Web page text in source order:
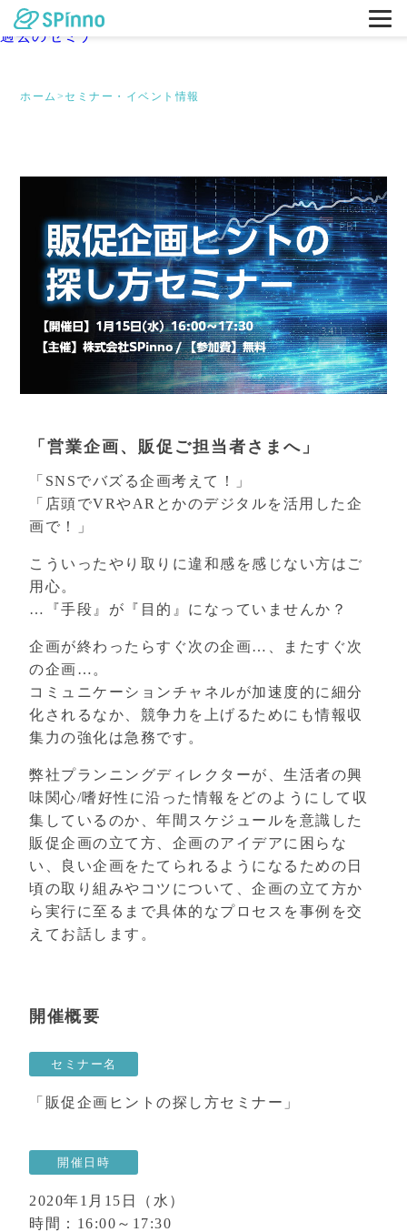
東京
大阪
過去のセミナー
ホーム > セミナー・イベント情報
「営業企画、販促ご担当者さまへ」
「SNSでバズる企画考えて！」
「店頭でVRやARとかのデジタルを活用した企
画で！」
こういったやり取りに違和感を感じない方はご
用心。
…『手段』が『目的』になっていませんか？
企画が終わったらすぐ次の企画…、またすぐ次
の企画…。
コミュニケーションチャネルが加速度的に細分
化されるなか、競争力を上げるためにも情報収
集力の強化は急務です。
弊社プランニングディレクターが、生活者の興
味関心/嗜好性に沿った情報をどのようにして収
集しているのか、年間スケジュールを意識した
販促企画の立て方、企画のアイデアに困らな
い、良い企画をたてられるようになるための日
頃の取り組みやコツについて、企画の立て方か
ら実行に至るまで具体的なプロセスを事例を交
えてお話します。
開催概要
セミナー名
「販促企画ヒントの探し方セミナー」
開催日時
2020年1月15日（水）
時間：16:00～17:30